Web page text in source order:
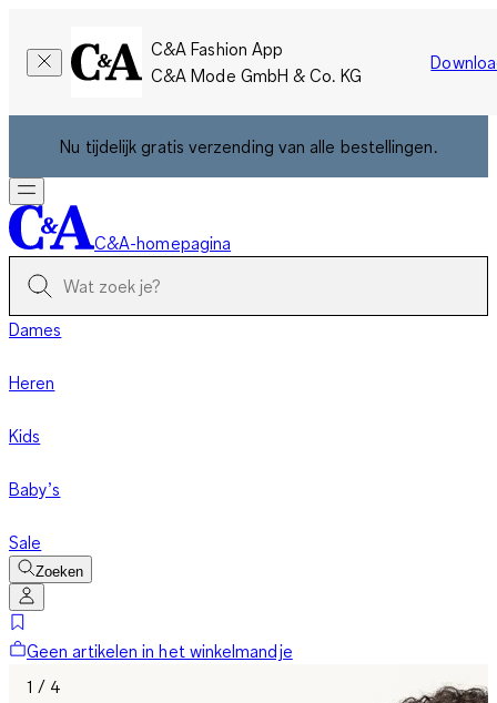
C&A Fashion App
C&A Mode GmbH & Co. KG
Nu tijdelijk gratis verzending van alle bestellingen.
C&A-homepagina
Dames
Heren
Kids
Baby’s
Sale
Zoeken
Geen artikelen in het winkelmandje
1 / 4